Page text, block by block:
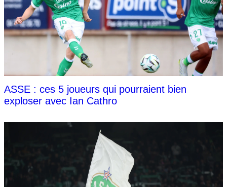
ASSE : ces 5 joueurs qui pourraient bien
exploser avec Ian Cathro